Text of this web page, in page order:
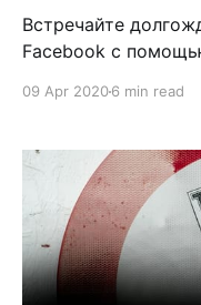
Встречайте
Facebook с помощью
бюджеты
Использовал
на нутру. Не адалт!
понадобится
этой ссылке.
09 Apr 20206 min read